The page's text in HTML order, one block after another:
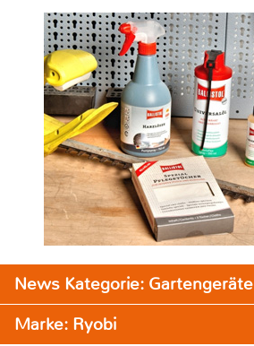
News Kategorie: Gartengeräte
Marke: Ryobi